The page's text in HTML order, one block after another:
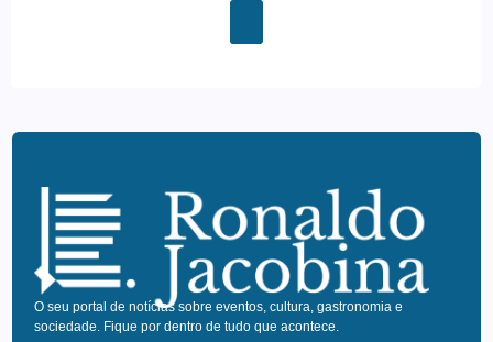
O seu portal de notícias sobre eventos, cultura, gastronomia e
sociedade. Fique por dentro de tudo que acontece.